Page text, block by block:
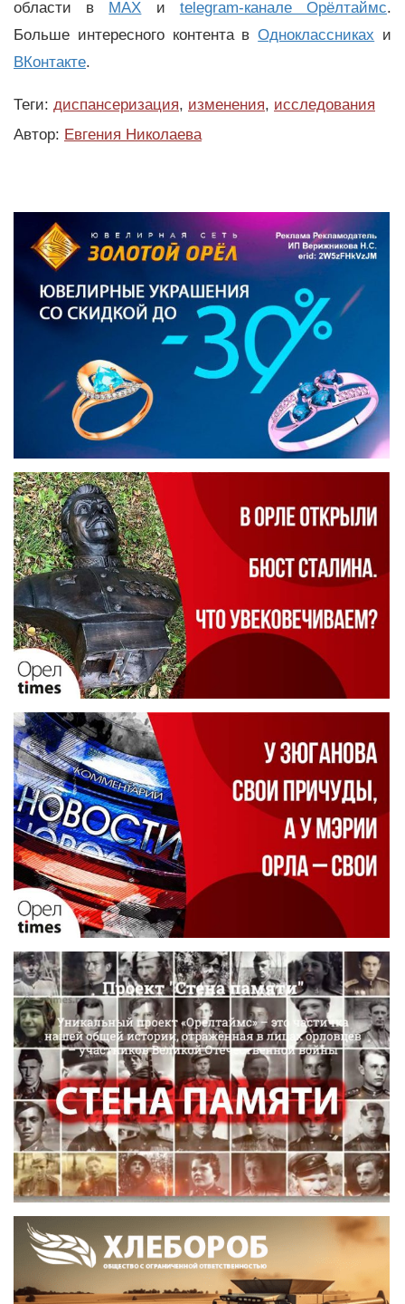
области в MAX и telegram-канале Орёлтаймс.
Больше интересного контента вОдноклассниках и
ВКонтакте.
Теги: диспансеризация, изменения, исследования
Автор: Евгения Николаева